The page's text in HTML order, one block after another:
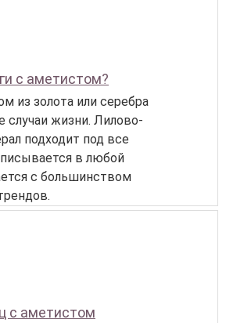
с аметистом?
из золота или серебра
случаи жизни. Лилово-
подходит под все
в любой
с большинством
с аметистом